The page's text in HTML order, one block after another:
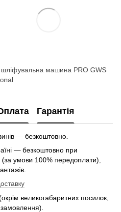
шліфувальна машина PRO GWS
Гарантія
— безкоштовно.
— безкоштовно при
(за умови 100% передоплати),
великогабаритних посилок,
замовлення).